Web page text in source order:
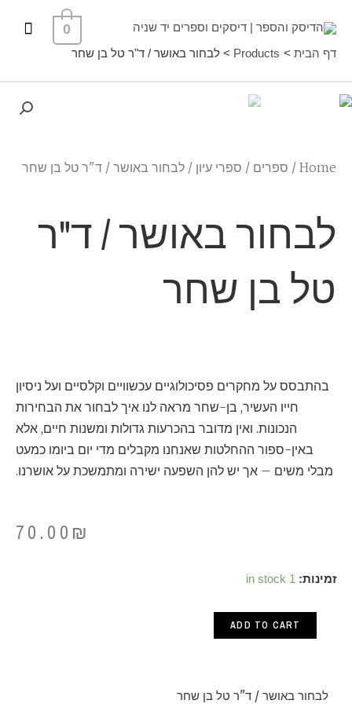
0
דף הבית Products לבחור באושר / ד"ר טל בן שחר
Home
/ ספרים / ספרי עיון / לבחור באושר / ד"ר טל בן שחר
לבחור באושר / ד"ר
טל בן שחר
בהתבסס על מחקרים פסיכולוגיים עכשוויים וקלסיים ועל ניסיון
חייו העשיר, בן-שחר מראה לנו איך לבחור את הבחירות
הנכונות. ואין מדובר בהכרעות גדולות ומשנות חיים, אלא
באין-ספור ההחלטות שאנחנו מקבלים מדי יום ביומו כמעט
מבלי משים – אך יש להן השפעה ישירה ומתמשכת על אושרנו.
70.00 ₪
זמינות: 1 in stock לבחור
ADD TO CART
לבחור באושר / ד"ר טל בן שחר